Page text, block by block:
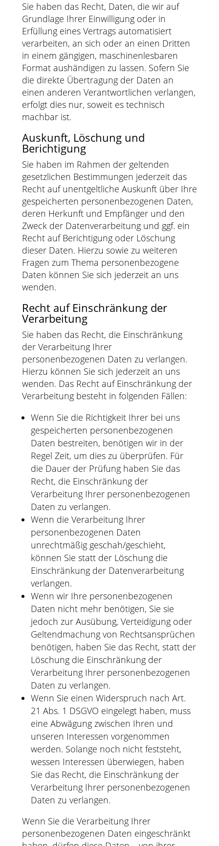
Sie haben das Recht, Daten, die wir auf
Grundlage Ihrer Einwilligung oder in
Erfüllung eines Vertrags automatisiert
verarbeiten, an sich oder an einen Dritten
in einem gängigen, maschinenlesbaren
Format aushändigen zu lassen. Sofern Sie
die direkte Übertragung der Daten an
einen anderen Verantwortlichen verlangen,
erfolgt dies nur, soweit es technisch
machbar ist.
Auskunft, Löschung und
Berichtigung
Sie haben im Rahmen der geltenden
gesetzlichen Bestimmungen jederzeit das
Recht auf unentgeltliche Auskunft über Ihre
gespeicherten personenbezogenen Daten,
deren Herkunft und Empfänger und den
Zweck der Datenverarbeitung und ggf. ein
Recht auf Berichtigung oder Löschung
dieser Daten. Hierzu sowie zu weiteren
Fragen zum Thema personenbezogene
Daten können Sie sich jederzeit an uns
wenden.
Recht auf Einschränkung der
Verarbeitung
Sie haben das Recht, die Einschränkung
der Verarbeitung Ihrer
personenbezogenen Daten zu verlangen.
Hierzu können Sie sich jederzeit an uns
wenden. Das Recht auf Einschränkung der
Verarbeitung besteht in folgenden Fällen:
Wenn Sie die Richtigkeit Ihrer bei uns
gespeicherten personenbezogenen
Daten bestreiten, benötigen wir in der
Regel Zeit, um dies zu überprüfen. Für
die Dauer der Prüfung haben Sie das
Recht, die Einschränkung der
Verarbeitung Ihrer personenbezogenen
Daten zu verlangen.
Wenn die Verarbeitung Ihrer
personenbezogenen Daten
unrechtmäßig geschah/geschieht,
können Sie statt der Löschung die
Einschränkung der Datenverarbeitung
verlangen.
Wenn wir Ihre personenbezogenen
Daten nicht mehr benötigen, Sie sie
jedoch zur Ausübung, Verteidigung oder
Geltendmachung von Rechtsansprüchen
benötigen, haben Sie das Recht, statt der
Löschung die Einschränkung der
Verarbeitung Ihrer personenbezogenen
Daten zu verlangen.
Wenn Sie einen Widerspruch nach Art.
21 Abs. 1 DSGVO eingelegt haben, muss
eine Abwägung zwischen Ihren und
unseren Interessen vorgenommen
werden. Solange noch nicht feststeht,
wessen Interessen überwiegen, haben
Sie das Recht, die Einschränkung der
Verarbeitung Ihrer personenbezogenen
Daten zu verlangen.
Wenn Sie die Verarbeitung Ihrer
personenbezogenen Daten eingeschränkt